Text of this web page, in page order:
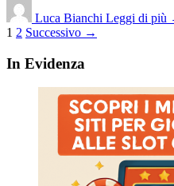
Luca Bianchi Leggi di più
Paginazione
degli
1 2 Successivo →
In Evidenza